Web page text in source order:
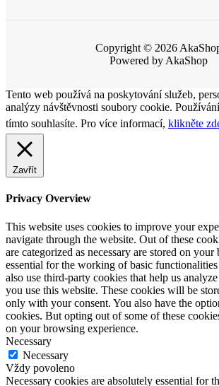
Copyright © 2026
Powered by AkaShop
Tento web používá na poskytování služeb,
analýzy návštěvnosti soubory cookie.
tímto souhlasíte. Pro více informací, klikněte
Zavřít
Privacy Overview
This website uses cookies to improve your
navigate through the website. Out of these
are categorized as necessary are stored on your
essential for the working of basic
also use third-party cookies that help us
you use this website. These cookies will be
only with your consent. You also have the
cookies. But opting out of some of these
on your browsing experience.
Necessary
Necessary
Vždy povoleno
Necessary cookies are absolutely essential for